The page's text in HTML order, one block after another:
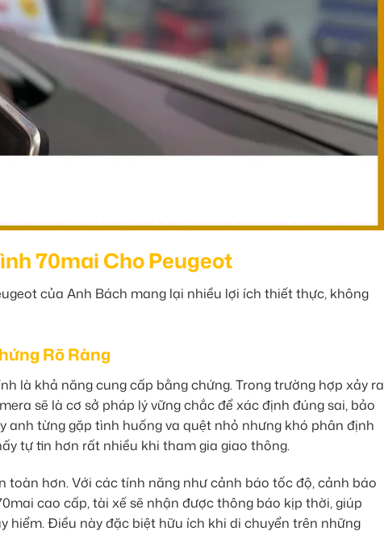
70mai Cho Peugeot
của Anh Bách mang lại nhiều lợi ích thiết thực, không
Rõ Ràng
là khả năng cung cấp bằng chứng. Trong trường hợp xảy ra
sẽ là cơ sở pháp lý vững chắc để xác định đúng sai, bảo
anh từng gặp tình huống va quệt nhỏ nhưng khó phân định
tự tin hơn rất nhiều khi tham gia giao thông.
hơn. Với các tính năng như cảnh báo tốc độ, cảnh báo
cao cấp, tài xế sẽ nhận được thông báo kịp thời, giúp
hiểm. Điều này đặc biệt hữu ích khi di chuyển trên những